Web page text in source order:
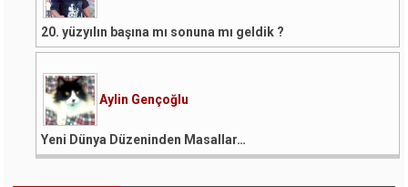
20. yüzyılın başına mı sonuna mı geldik ?
Aylin Gençoğlu
Yeni Dünya Düzeninden Masallar…